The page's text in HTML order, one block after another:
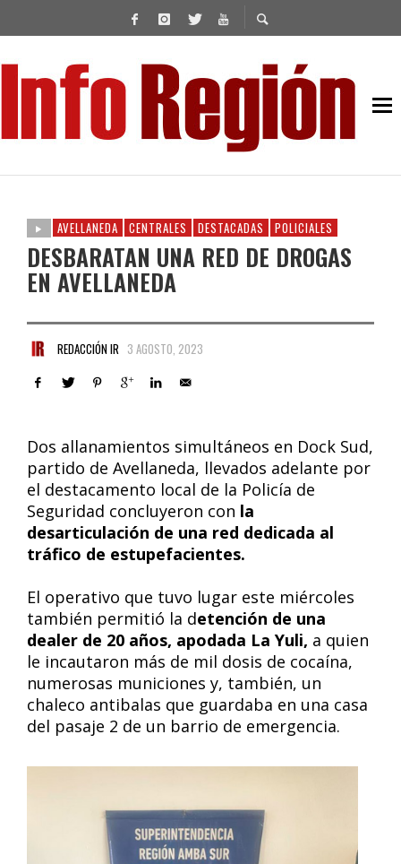
AVELLANEDA CENTRALES DESTACADAS POLICIALES
DESBARATAN UNA RED DE DROGAS
EN AVELLANEDA
REDACCIÓN IR 3 AGOSTO, 2023
Dos allanamientos simultáneos en Dock Sud,
partido de Avellaneda, llevados adelante por
el destacamento local de la Policía de
Seguridad concluyeron con la
desarticulación de una red dedicada al
tráfico de estupefacientes.
El operativo que tuvo lugar este miércoles
también permitió la detención de una
dealer de 20 años, apodada La Yuli, a quien
le incautaron más de mil dosis de cocaína,
numerosas municiones y, también, un
chaleco antibalas que guardaba en una casa
del pasaje 2 de un barrio de emergencia.